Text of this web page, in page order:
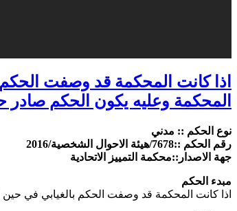
اذا كانت المحكمة قد وصفت
المحكمة وعليه يكون الحكم صادر
نوع الحكم :: مدني
رقم الحكم ::7678/هيئة الاحوال الشخصية/2016
جهة الاصدار::محكمة التمييز الاتحادية
مبدء الحكم
اذا كانت المحكمة قد وصفت الحكم بالغيابي في